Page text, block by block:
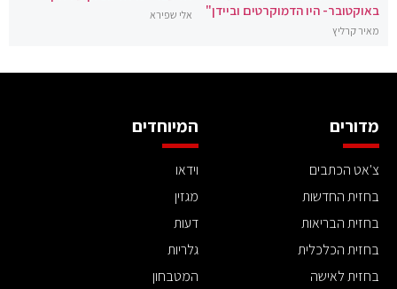
באוקטובר- היו הדמוקרטים וביידן"
מאיר קרליץ
אלי שפירא
מדורים
צ'אט הכתבים
בחזית החדשות
בחזית הבריאות
בחזית הכלכלית
בחזית לאישה
המיוחדים
וידאו
מגזין
דעות
גלריות
המטבחון